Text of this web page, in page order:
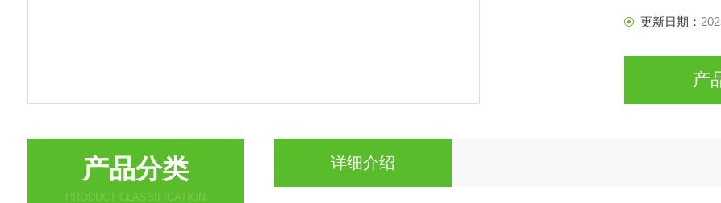
更新日期：
产
产品分类
PRODUCT CLASSIFICATION
详细介绍